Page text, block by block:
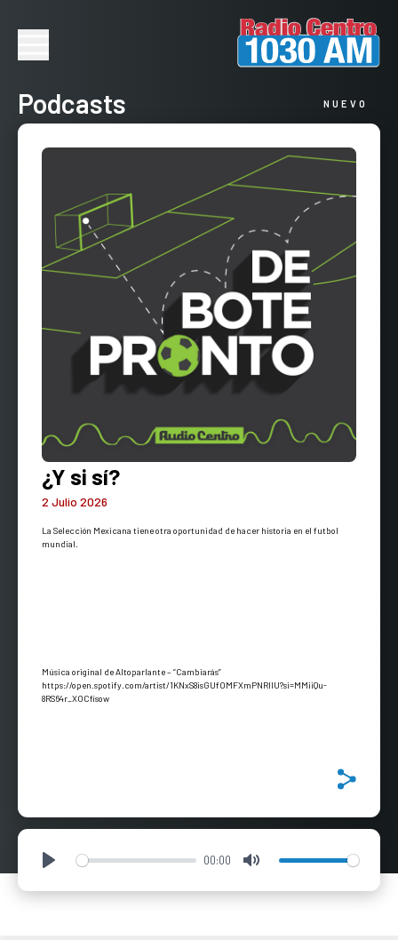
Podcasts NUEVO
¿Y si sí?
2 Julio 2026
La Selección Mexicana tiene otra oportunidad de hacer historia en el futbol
mundial.
Música original de Altoparlante – “Cambiarás”
https://open.spotify.com/artist/1KNxS8isGUfOMFXmPNRlIU?si=MMiiQu-
8RS64r_XOCfisow
Play 00:00 Mute